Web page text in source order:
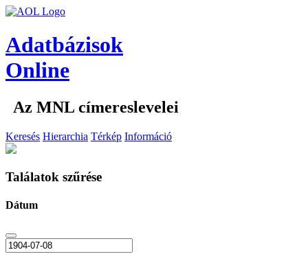
Adatbázisok
Online
Az MNL címereslevelei
Keresés Hierarchia Térkép Információ
Találatok szűrése
Dátum